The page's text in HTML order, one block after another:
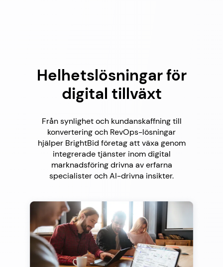
Helhetslösningar för
digital tillväxt
Från synlighet och kundanskaffning till
konvertering och RevOps-lösningar
hjälper BrightBid företag att växa genom
integrerade tjänster inom digital
marknadsföring drivna av erfarna
specialister och AI-drivna insikter.